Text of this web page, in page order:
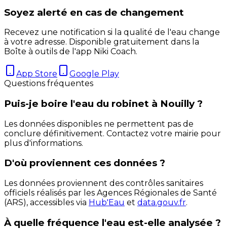
Soyez alerté en cas de changement
Recevez une notification si la qualité de l'eau change
à votre adresse. Disponible gratuitement dans la
Boîte à outils de l'app Niki Coach.
App Store
Google Play
Questions fréquentes
Puis-je boire l'eau du robinet à Nouilly ?
Les données disponibles ne permettent pas de
conclure définitivement. Contactez votre mairie pour
plus d'informations.
D'où proviennent ces données ?
Les données proviennent des contrôles sanitaires
officiels réalisés par les Agences Régionales de Santé
(ARS), accessibles via Hub'Eau et data.gouv.fr.
À quelle fréquence l'eau est-elle analysée ?